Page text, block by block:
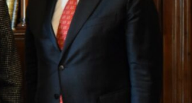
Econòmics i Socials
Organitzacions